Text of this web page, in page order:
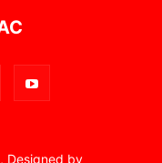
Designed by